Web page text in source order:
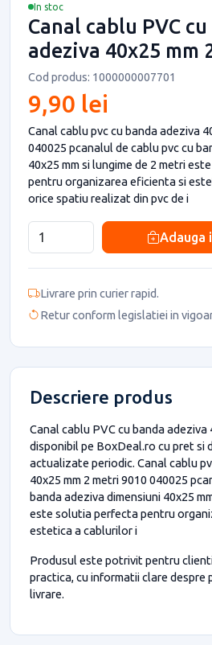
In stoc
Canal cablu PVC
adeziva 40x25 mm
Cod produs: 1000000007701
9,90 lei
Canal cablu pvc cu banda adeziva
040025 pcanalul de cablu pvc cu
40x25 mm si lungime de 2 metri
pentru organizarea eficienta si
orice spatiu realizat din pvc de i
Adauga
Livrare prin curier rapid.
Retur conform legislatiei in
Descriere produs
Canal cablu PVC cu banda adeziva
disponibil pe BoxDeal.ro cu pret si
actualizate periodic. Canal cablu
40x25 mm 2 metri 9010 040025
banda adeziva dimensiuni 40x25
este solutia perfecta pentru
estetica a cablurilor i
Produsul este potrivit pentru
practica, cu informatii clare despre
livrare.